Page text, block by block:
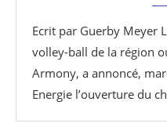
Ecrit par Guerby Meyer
volley-ball de la région
Armony, a annoncé,
Energie l’ouverture du